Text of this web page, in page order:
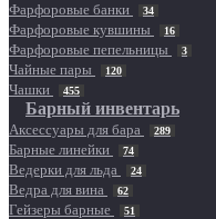
Фарфоровые банки 34
Фарфоровые кувшины 16
Фарфоровые пепельницы 3
Чайные пары 120
Чашки 455
Барный инвентарь
Аксессуары для бара 289
Барные линейки 74
Ведерки для льда 24
Ведра для вина 62
Гейзеры барные 51